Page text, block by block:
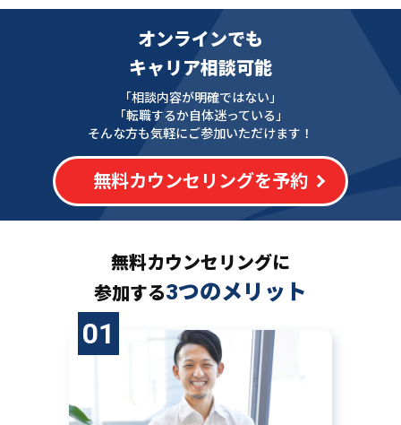
オンラインでも
キャリア相談可能
「相談内容が明確ではない」
「転職するか自体迷っている」
そんな方も気軽にご参加いただけます！
無料カウンセリングを予約
無料カウンセリングに
参加する3つのメリット
01